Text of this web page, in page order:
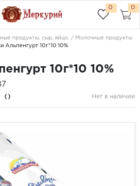
0 0
продукты, сыр, яйцо.
Молочные продукты
Альпенгурт 10г*10 10%
10г*10 10%
() Нет в наличии